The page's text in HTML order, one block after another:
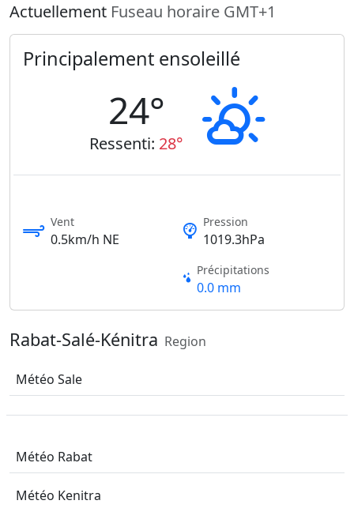
Actuellement Fuseau horaire GMT+1
Principalement ensoleillé
24°
Ressenti: 28°
Vent
0.5km/h NE
Pression
1019.3hPa
Précipitations
0.0 mm
Rabat-Salé-Kénitra Region
Météo Sale
Météo Rabat
Météo Kenitra